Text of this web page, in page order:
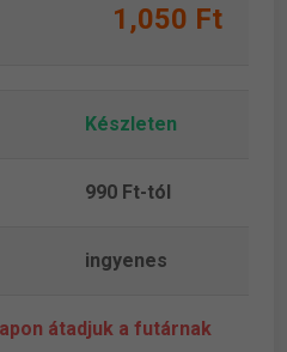
1,050 Ft
Készleten
990 Ft-tól
ingyenes
átadjuk a futárnak